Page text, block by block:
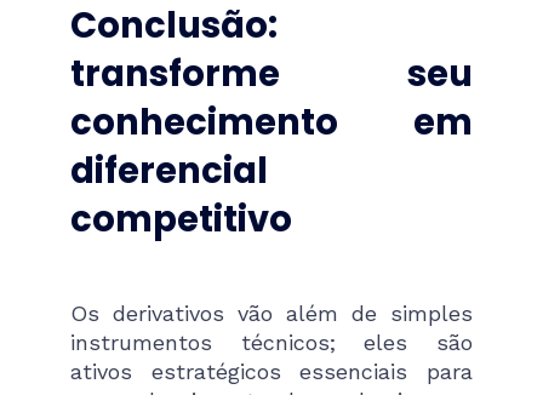
Conclusão:
transforme seu
conhecimento em
diferencial
competitivo
Os derivativos vão além de simples
instrumentos técnicos; eles são
ativos estratégicos essenciais para